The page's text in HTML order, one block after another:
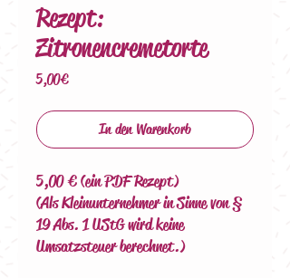
Rezept:
Zitronencremetorte
5,00 €Preis
In den Warenkorb
5,00 € (ein PDF Rezept)
(Als Kleinunternehmer in Sinne von §
19 Abs. 1 UStG wird keine
Umsatzsteuer berechnet.)